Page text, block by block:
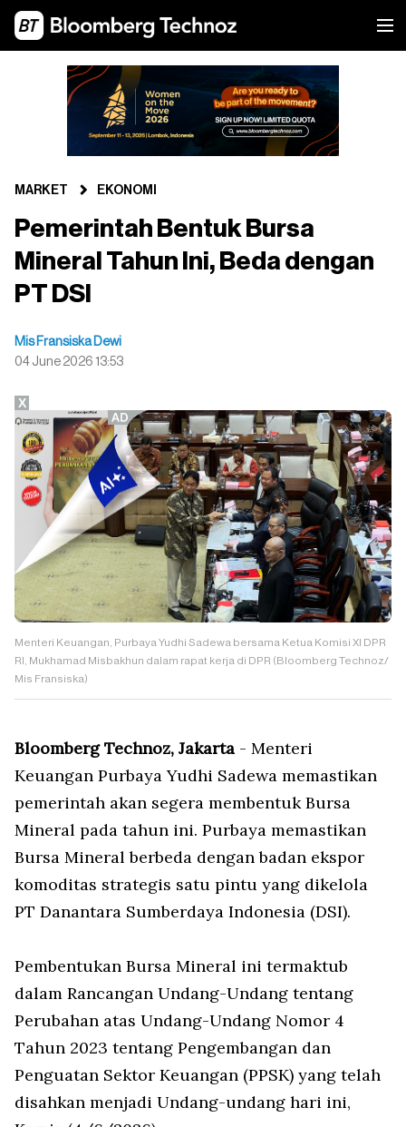
MARKET EKONOMI
Pemerintah Bentuk Bursa
Mineral Tahun Ini, Beda dengan
PT DSI
Mis Fransiska Dewi
04 June 2026 13:53
Menteri Keuangan, Purbaya Yudhi Sadewa bersama Ketua Komisi XI DPR
RI, Mukhamad Misbakhun dalam rapat kerja di DPR (Bloomberg Technoz/
Mis Fransiska)
Bloomberg Technoz, Jakarta - Menteri
Keuangan Purbaya Yudhi Sadewa memastikan
pemerintah akan segera membentuk Bursa
Mineral pada tahun ini. Purbaya memastikan
Bursa Mineral berbeda dengan badan ekspor
komoditas strategis satu pintu yang dikelola
PT Danantara Sumberdaya Indonesia (DSI).
Pembentukan Bursa Mineral ini termaktub
dalam Rancangan Undang-Undang tentang
Perubahan atas Undang-Undang Nomor 4
Tahun 2023 tentang Pengembangan dan
Penguatan Sektor Keuangan (PPSK) yang telah
disahkan menjadi Undang-undang hari ini,
X